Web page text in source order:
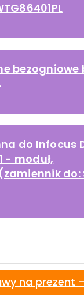
bezogniowe
do Infocus
- moduł,
do:
na prezent